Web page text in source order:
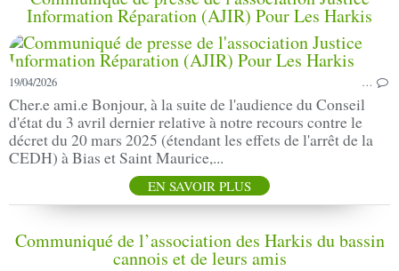
Information Réparation (AJIR) Pour Les Harkis
19/04/2026 …
Cher.e ami.e Bonjour, à la suite de l'audience du Conseil
d'état du 3 avril dernier relative à notre recours contre le
décret du 20 mars 2025 (étendant les effets de l'arrêt de la
CEDH) à Bias et Saint Maurice,...
EN SAVOIR PLUS
Communiqué de l’association des Harkis du bassin
cannois et de leurs amis